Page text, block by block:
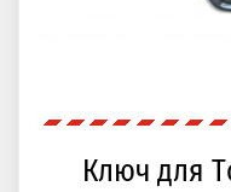
Ключ для